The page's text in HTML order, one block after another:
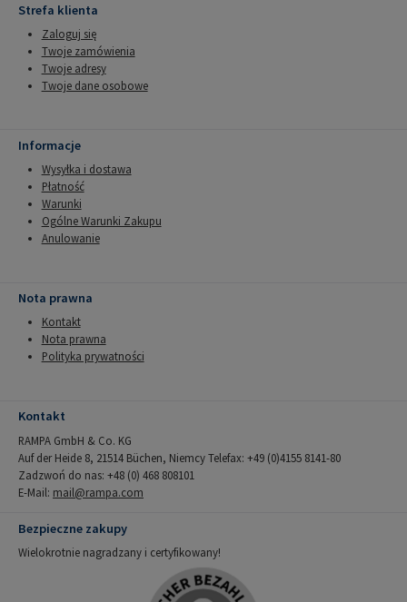
Strefa klienta
Zaloguj się
Twoje zamówienia
Twoje adresy
Twoje dane osobowe
Informacje
Wysyłka i dostawa
Płatność
Warunki
Ogólne Warunki Zakupu
Anulowanie
Nota prawna
Kontakt
Nota prawna
Polityka prywatności
Kontakt
RAMPA GmbH & Co. KG
Auf der Heide 8, 21514 Büchen, Niemcy Telefax: +49 (0)4155 8141-80
Zadzwoń do nas: +48 (0) 468 808101
E-Mail: mail@rampa.com
Bezpieczne zakupy
Wielokrotnie nagradzany i certyfikowany!